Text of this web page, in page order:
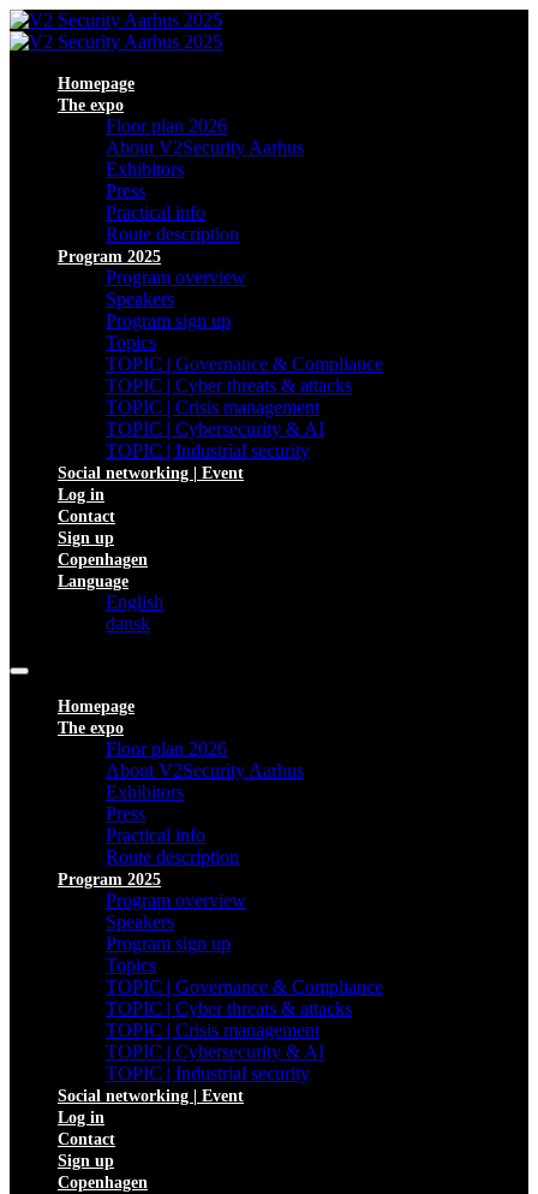
Homepage
The expo
Floor plan 2026
About V2Security Aarhus
Exhibitors
Press
Practical info
Route description
Program 2025
Program overview
Speakers
Program sign up
Topics
TOPIC | Governance & Compliance
TOPIC | Cyber threats & attacks
TOPIC | Crisis management
TOPIC | Cybersecurity & AI
TOPIC | Industrial security
Social networking | Event
Log in
Contact
Sign up
Copenhagen
Language
English
dansk
Homepage
The expo
Floor plan 2026
About V2Security Aarhus
Exhibitors
Press
Practical info
Route description
Program 2025
Program overview
Speakers
Program sign up
Topics
TOPIC | Governance & Compliance
TOPIC | Cyber threats & attacks
TOPIC | Crisis management
TOPIC | Cybersecurity & AI
TOPIC | Industrial security
Social networking | Event
Log in
Contact
Sign up
Copenhagen